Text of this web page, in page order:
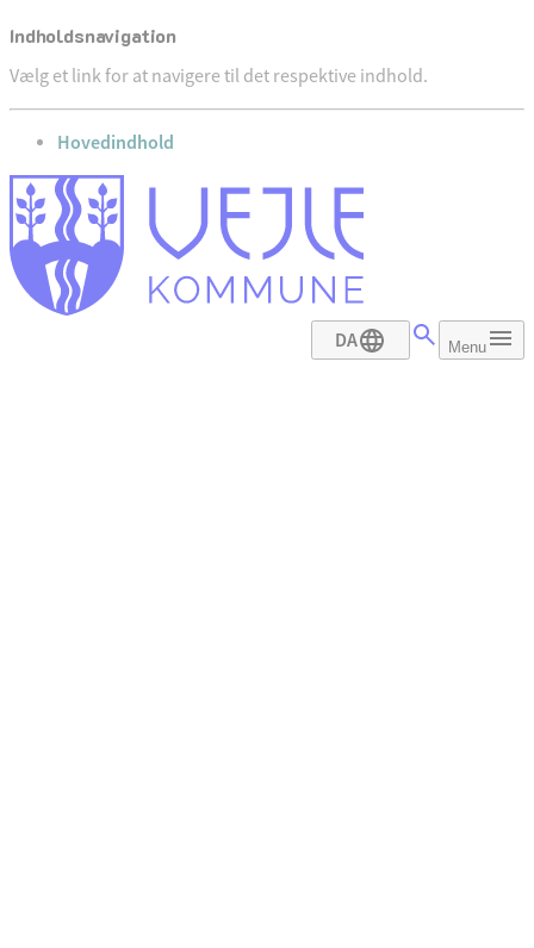
Indholdsnavigation
Vælg et link for at navigere til det respektive indhold.
gå til
Hovedindhold
DA Menu